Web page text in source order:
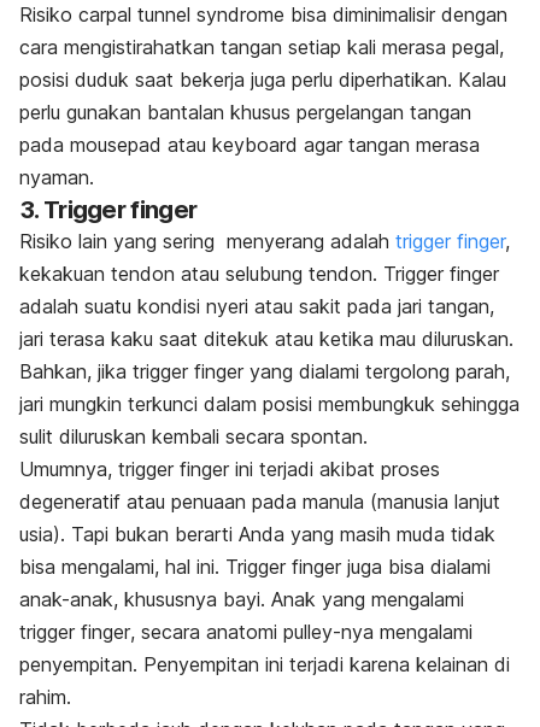
Risiko carpal tunnel syndrome bisa diminimalisir dengan
cara mengistirahatkan tangan setiap kali merasa pegal,
posisi duduk saat bekerja juga perlu diperhatikan. Kalau
perlu gunakan bantalan khusus pergelangan tangan
pada mousepad atau keyboard agar tangan merasa
nyaman.
3. Trigger finger
Risiko lain yang sering menyerang adalah trigger finger,
kekakuan tendon atau selubung tendon. Trigger finger
adalah suatu kondisi nyeri atau sakit pada jari tangan,
jari terasa kaku saat ditekuk atau ketika mau diluruskan.
Bahkan, jika trigger finger yang dialami tergolong parah,
jari mungkin terkunci dalam posisi membungkuk sehingga
sulit diluruskan kembali secara spontan.
Umumnya, trigger finger ini terjadi akibat proses
degeneratif atau penuaan pada manula (manusia lanjut
usia). Tapi bukan berarti Anda yang masih muda tidak
bisa mengalami, hal ini. Trigger finger juga bisa dialami
anak-anak, khususnya bayi. Anak yang mengalami
trigger finger, secara anatomi pulley-nya mengalami
penyempitan. Penyempitan ini terjadi karena kelainan di
rahim.